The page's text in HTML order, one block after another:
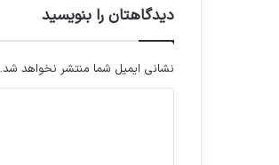
دیدگاهتان را بنویسید
نشانی ایمیل شما منتشر نخواهد شد.